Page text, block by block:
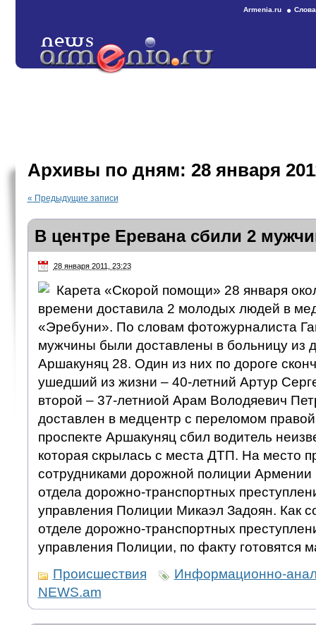
Armenia.ru
Архивы по дням: 28 января
« Предыдущие записи
В центре Еревана сбили 2
28 января 2011, 23:23
Карета «Скорой помощи» 28 января
времени доставила 2 молодых людей в
«Эребуни». По словам фотожурналиста
мужчины были доставлены в больницу из
Аршакуняц 28. Один из них по дороге
ушедший из жизни – 40-летний Артур
второй – 37-летниой Арам Володяевич
доставлен в медцентр с переломом
проспекте Аршакуняц сбил водитель
которая скрылась с места ДТП. На место
сотрудниками дорожной полиции Армении
отдела дорожно-транспортных
управления Полиции Микаэл Задоян. Как
отделе дорожно-транспортных
управления Полиции, по факту готовятся
Происшествия
Информационно-
NEWS.am